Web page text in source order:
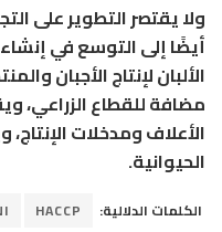
ولا يقتصر التطوير على
أيضًا إلى التوسع في
الألبان لإنتاج الأجبان
مضافة للقطاع الزراعي،
الأعلاف ومدخلات الإنتاج،
الحيوانية.
الكلمات الدلالية: HACCP